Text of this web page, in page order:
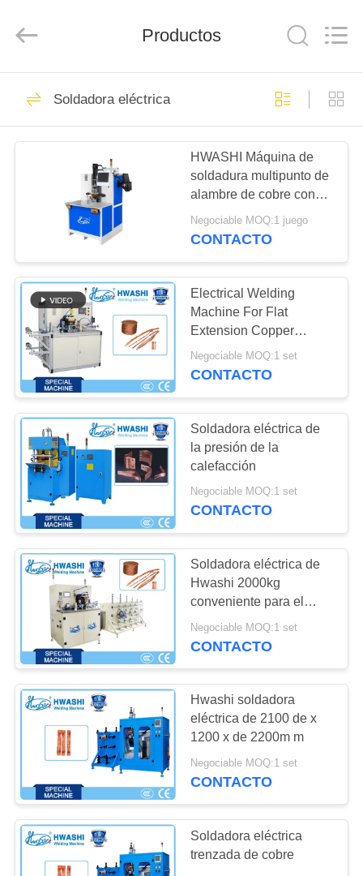
HOGAR
PRODUCTOS
NOSOTROS
VIAJE
DE
FÁBRICA
CONTROL
DE
CALIDAD
ÉNTRENOS
EN
CONTACTO
CON
NOTICIAS
CASOS
BLOG
PIDA
UNA
CITA
HWASHI
TECHNOLOGY
Máquina de la
soldadura por
puntos
143
Máquina de
soldadura de malla
de alambre
357
soldadora del
condensador
48
soldadora del
fregadero
85
Máquina de
soldadura IBC
Productos
Soldadora eléctrica
HWASHI Máquina de
soldadura multipunto de
alambre de cobre con
comutador automático
de armadura eficiente
Negociable MOQ:1 juego
CONTACTO
Electrical Welding
Machine For Flat
Extension Copper
Braided Flexible Wire
Connector Welding &
Negociable MOQ:1 set
CONTACTO
Soldadora eléctrica de
la presión de la
calefacción
Negociable MOQ:1 set
CONTACTO
Soldadora eléctrica de
Hwashi 2000kg
conveniente para el
alambre de cobre
Negociable MOQ:1 set
CONTACTO
Hwashi soldadora
eléctrica de 2100 de x
1200 x de 2200m m
Negociable MOQ:1 set
CONTACTO
Soldadora eléctrica
trenzada de cobre